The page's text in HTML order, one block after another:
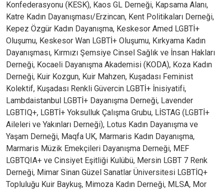
Konfederasyonu (KESK), Kaos GL Derneği, Kapsama Alanı,
Katre Kadın Dayanışması/Erzincan, Kent Politikaları Derneği,
Kepez Özgür Kadın Dayanışma, Keskesor Amed LGBTİ+
Oluşumu, Keskesor Wan LGBTİ+ Oluşumu, Kırkyama Kadın
Dayanışması, Kırmızı Şemsiye Cinsel Sağlık ve İnsan Hakları
Derneği, Kocaeli Dayanışma Akademisi (KODA), Koza Kadın
Derneği, Kuir Kozgun, Kuir Mahzen, Kuşadası Feminist
Kolektif, Kuşadası Renkli Güvercin LGBTİ+ İnisiyatifi,
Lambdaistanbul LGBTİ+ Dayanışma Derneği, Lavender
LGBTIQ+, LGBTİ+ Yoksulluk Çalışma Grubu, LİSTAG (LGBTİ+
Aileleri ve Yakınları Derneği), Lotus Kadın Dayanışma ve
Yaşam Derneği, Maqfa UK, Marmaris Kadın Dayanışma,
Marmaris Müzik Emekçileri Dayanışma Derneği, MEF
LGBTQIA+ ve Cinsiyet Eşitliği Kulübü, Mersin LGBT 7 Renk
Derneği, Mimar Sinan Güzel Sanatlar Üniversitesi LGBTİQ+
Topluluğu Kuir Baykuş, Mimoza Kadın Derneği, MLSA, Mor